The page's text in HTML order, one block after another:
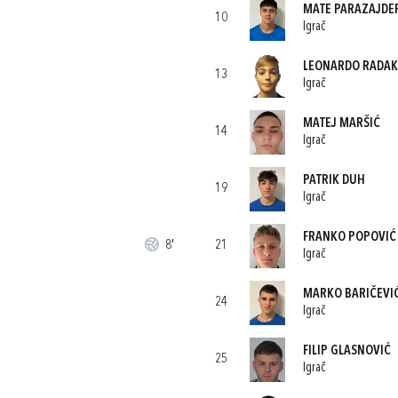
8'
10
MATE
Igrač
13
LEONARDO
Igrač
14
MATEJ MARŠIĆ
Igrač
19
PATRIK DUH
Igrač
21
FRANKO POPOVIĆ
Igrač
24
MARKO
Igrač
25
FILIP GLASNOVIĆ
Igrač